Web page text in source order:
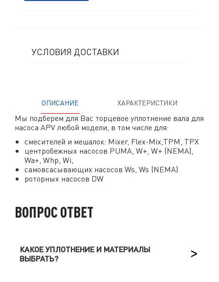
УСЛОВИЯ ДОСТАВКИ
ОПИСАНИЕ ХАРАКТЕРИСТИКИ
Мы подберем для Вас торцевое уплотнение вала для
насоса APV любой модели, в том числе для:
смесителей и мешалок: Mixer, Flex-Mix,TPM, TPX
центробежных насосов PUMA, W+, W+ (NEMA),
Wa+, Whp, Wi,
самовсасывающих насосов Ws, Ws (NEMA)
роторных насосов DW
ВОПРОС ОТВЕТ
КАКОЕ УПЛОТНЕНИЕ И МАТЕРИАЛЫ
ВЫБРАТЬ?